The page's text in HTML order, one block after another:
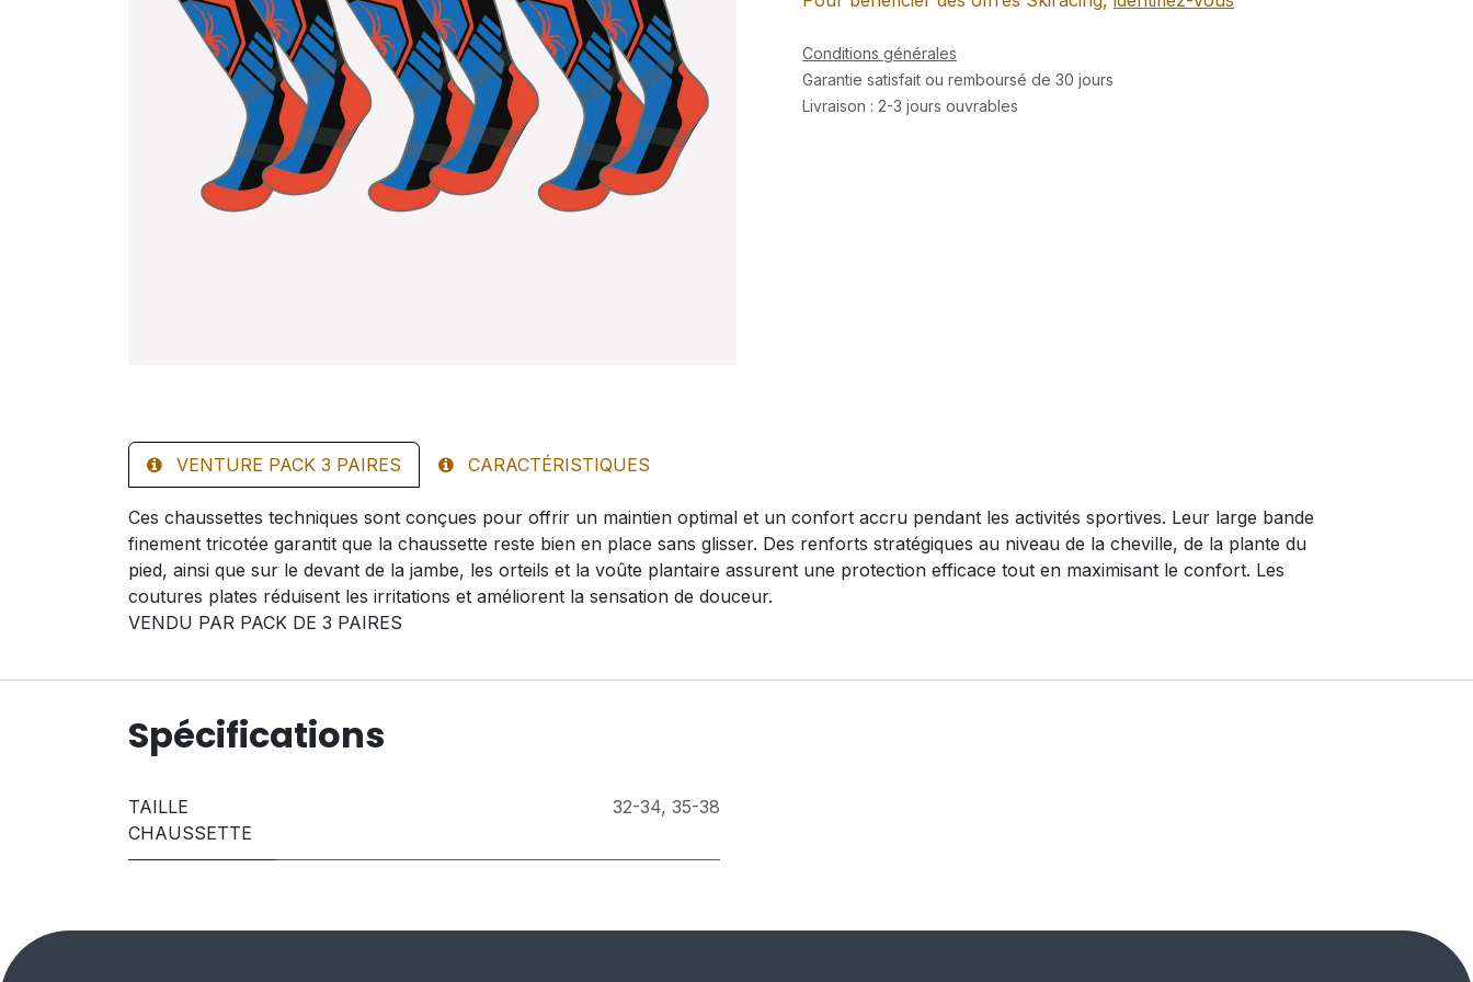
Conditions générales
Garantie satisfait ou remboursé de 30 jours
Livraison : 2-3 jours ouvrables
VENTURE PACK 3 PAIRES CARACTÉRISTIQUES
Ces chaussettes techniques sont conçues pour offrir un maintien optimal et un confort accru pendant les activités sportives. Leur large bande
finement tricotée garantit que la chaussette reste bien en place sans glisser. Des renforts stratégiques au niveau de la cheville, de la plante du
pied, ainsi que sur le devant de la jambe, les orteils et la voûte plantaire assurent une protection efficace tout en maximisant le confort. Les
coutures plates réduisent les irritations et améliorent la sensation de douceur.
VENDU PAR PACK DE 3 PAIRES
Spécifications
TAILLE
CHAUSSETTE
32-34, 35-38